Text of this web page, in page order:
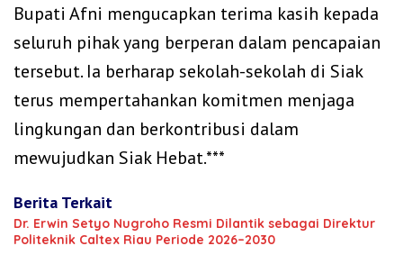
Bupati Afni mengucapkan terima kasih kepada
seluruh pihak yang berperan dalam pencapaian
tersebut. Ia berharap sekolah-sekolah di Siak
terus mempertahankan komitmen menjaga
lingkungan dan berkontribusi dalam
mewujudkan Siak Hebat.***
Berita Terkait
‎Dr. Erwin Setyo Nugroho Resmi Dilantik sebagai Direktur
Politeknik Caltex Riau Periode 2026–2030